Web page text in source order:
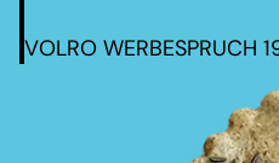
VOLRO WERBESPRUCH